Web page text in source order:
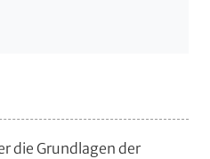
die Grundlagen der